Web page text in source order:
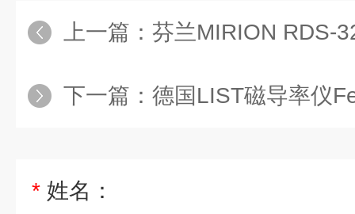
上一篇： 芬兰MIRION RDS-
下一篇： 德国LIST磁导率仪
* 姓名：